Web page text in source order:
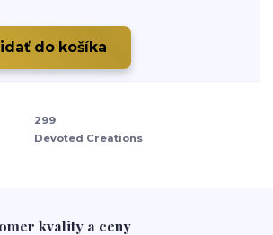
do košíka
299
Devoted Creations
kvality a ceny